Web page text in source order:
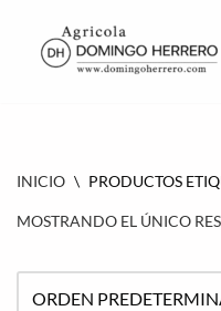
SALTAR
INICIO \ PRODUCTOS
MOSTRANDO EL ÚNICO